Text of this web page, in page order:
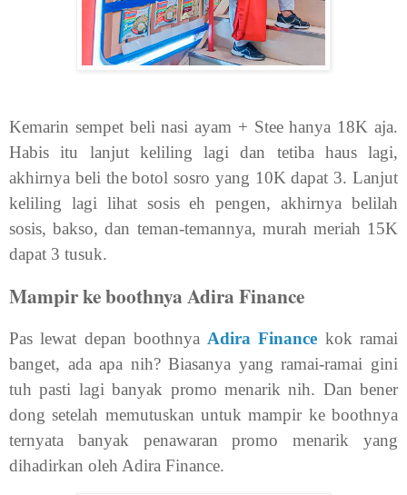
Kemarin sempet beli nasi ayam + Stee hanya 18K aja.
Habis itu lanjut keliling lagi dan tetiba haus lagi,
akhirnya beli the botol sosro yang 10K dapat 3. Lanjut
keliling lagi lihat sosis eh pengen, akhirnya belilah
sosis, bakso, dan teman-temannya, murah meriah 15K
dapat 3 tusuk.
Mampir ke boothnya Adira Finance
Pas lewat depan boothnya Adira Finance kok ramai
banget, ada apa nih? Biasanya yang ramai-ramai gini
tuh pasti lagi banyak promo menarik nih. Dan bener
dong setelah memutuskan untuk mampir ke boothnya
ternyata banyak penawaran promo menarik yang
dihadirkan oleh Adira Finance.